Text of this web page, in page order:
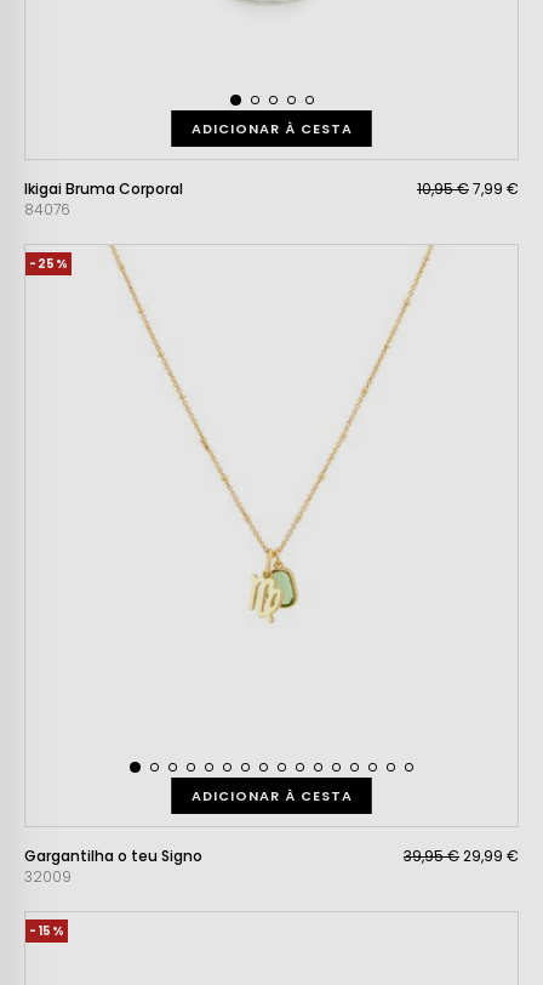
ADICIONAR À CESTA
Ikigai Bruma Corporal
84076
10,95 €7,99 €
-25%
ADICIONAR À CESTA
Gargantilha o teu Signo
32009
39,95 €29,99 €
-15%